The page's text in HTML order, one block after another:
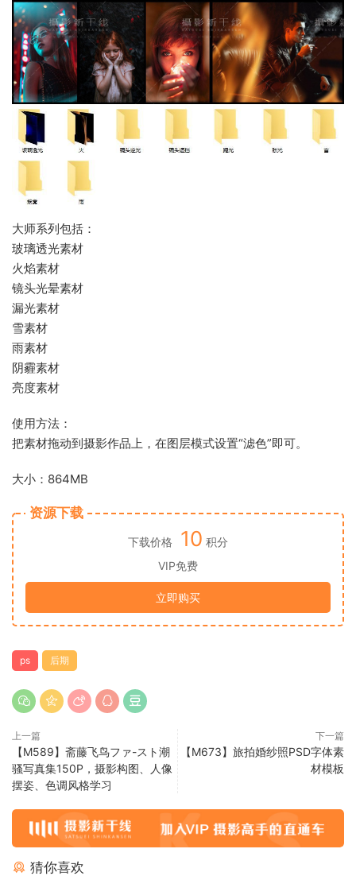
大师系列包括：
玻璃透光素材
火焰素材
镜头光晕素材
漏光素材
雪素材
雨素材
阴霾素材
亮度素材
使用方法：
把素材拖动到摄影作品上，在图层模式设置“滤色”即可。
大小：864MB
资源下载
下载价格 10 积分
VIP免费
立即购买
ps 后期
上一篇
【M589】斋藤飞鸟ファ-スト潮
骚写真集150P，摄影构图、人像
摆姿、色调风格学习
下一篇
【M673】旅拍婚纱照PSD字体素
材模板
猜你喜欢